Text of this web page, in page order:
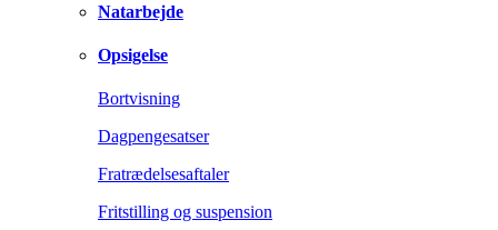
Natarbejde
Opsigelse
Bortvisning
Dagpengesatser
Fratrædelsesaftaler
Fritstilling og suspension